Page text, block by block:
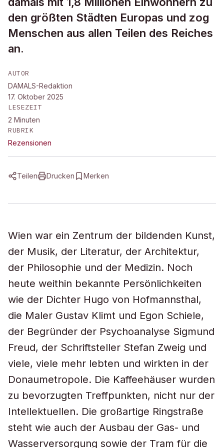
den größten Städten Europas und zog
Menschen aus allen Teilen des Reiches
an.
AUTOR
DAMALS-Redaktion
17. Oktober 2025
LESEZEIT
2 Minuten
RUBRIK
Rezensionen
Teilen Drucken Merken
Wien war ein Zentrum der bildenden Kunst,
der Musik, der Literatur, der Architektur,
der Philosophie und der Medizin. Noch
heute weithin bekannte Persönlichkeiten
wie der Dichter Hugo von Hofmannsthal,
die Maler Gustav Klimt und Egon Schiele,
der Begründer der Psychoanalyse Sigmund
Freud, der Schriftsteller Stefan Zweig und
viele, viele mehr lebten und wirkten in der
Donaumetropole. Die Kaffeehäuser wurden
zu bevorzugten Treffpunkten, nicht nur der
Intellektuellen. Die großartige Ringstraße
steht wie auch der Ausbau der Gas- und
Wasserversorgung sowie der Tram für die